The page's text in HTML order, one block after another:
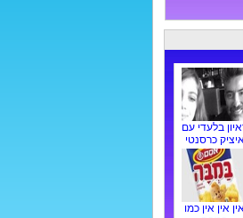
בלעדי עם
כרסנטי
אין אין כמו